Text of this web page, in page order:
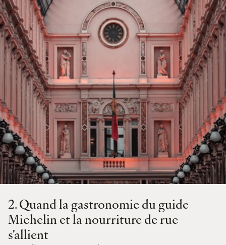
2.Quand la gastronomie du guide
Michelin et la nourriture de rue
s'allient